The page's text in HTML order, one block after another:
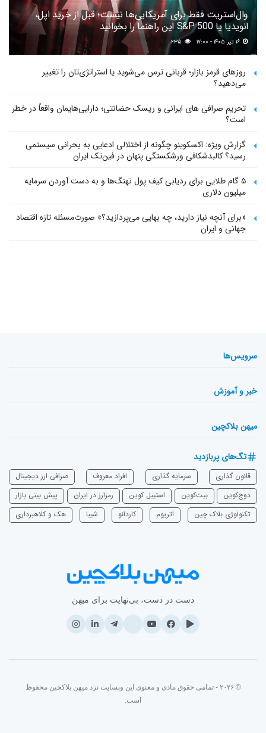
وال‌استریت فقط برای آمریکایی‌ها نیست؛ قبل از خرید اپل،
انویدیا یا S&P 500 این راهنما را بخوانید
۲۳۵
روزهای قرمز بازار؛ قربانی ترس می‌شوید یا استراتژی‌تان را تغییر
می‌دهید؟
تحریم صرافی های ایرانی و ریسک حضانتی؛ دارایی‌هایمان واقعاً در خطر
است؟
گزارش ویژه: اکسکوینو چگونه از اختلالی ادعایی به بحرانی سیستمی
رسید؟ کالبدشکافی ورشکستگی پنهان در فین‌تک ایران
۵ گام طلایی برای ردیابی کیف پول‌ نهنگ‌ها و به دست آوردن سرمایه
میلیون دلاری
«برای آنچه نیاز دارید، چه بهایی می‌پردازید؟» صورت‌مسئله تازه اقتصاد
جهانی و ایران
سرویس‌ها
خبر و آموزش
میهن بلاکچین
تگ‌های پربازدید
قانون گذاری سرمایه‌ گذاری افراد معروف
صرافی ارز دیجیتال
دوج‌کوین
بیت‌کوین استیبل کوین رمزارز در ایران
پیش بینی بازار
تکنولوژی بلاک چین
اتریوم ‌کاردانو شیبا هک و کلاهبرداری
دست در دست، بی‌نهایت برای میهن
© ۲۰۲۶ - تمامی حقوق مادی و معنوی این وبسایت نزد میهن بلاکچین محفوظ
است.